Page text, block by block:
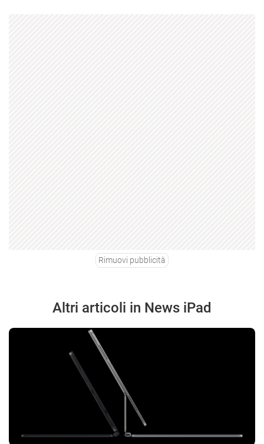
Rimuovi pubblicità
Altri articoli in News iPad